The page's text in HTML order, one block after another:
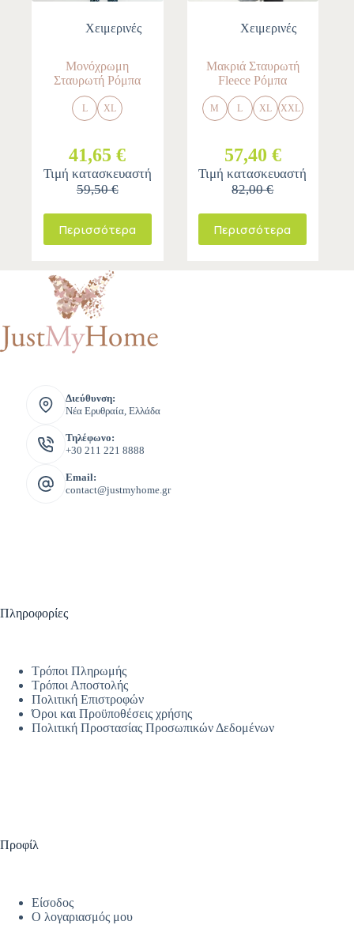
Χειμερινές
Μονόχρωμη
Σταυρωτή Ρόμπα
L XL
41,65 €
Τιμή κατασκευαστή
59,50 €
Περισσότερα
Χειμερινές
Μακριά Σταυρωτή
Fleece Ρόμπα
M L XL XXL
57,40 €
Τιμή κατασκευαστή
82,00 €
Περισσότερα
Διεύθυνση:
Νέα Ερυθραία, Ελλάδα
Τηλέφωνο:
+30 211 221 8888
Email:
contact@justmyhome.gr
Πληροφορίες
Τρόποι Πληρωμής
Τρόποι Αποστολής
Πολιτική Επιστροφών
Όροι και Προϋποθέσεις χρήσης
Πολιτική Προστασίας Προσωπικών Δεδομένων
Προφίλ
Είσοδος
Ο λογαριασμός μου